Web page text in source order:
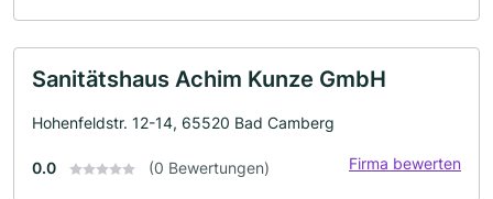
Sanitätshaus Achim Kunze GmbH
Hohenfeldstr. 12-14, 65520 Bad Camberg
0.0 (0 Bewertungen) Firma bewerten